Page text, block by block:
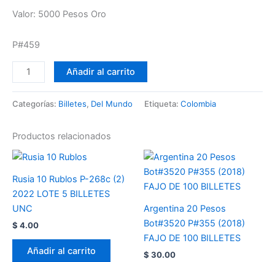
Valor: 5000 Pesos Oro
P#459
Añadir al carrito
Categorías: Billetes, Del Mundo Etiqueta: Colombia
Productos relacionados
Rusia 10 Rublos P-268c (2)
2022 LOTE 5 BILLETES
UNC
$ 4.00
Añadir al carrito
Argentina 20 Pesos
Bot#3520 P#355 (2018)
FAJO DE 100 BILLETES
$ 30.00